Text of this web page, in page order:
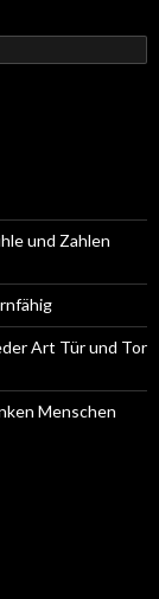
und Zahlen
Art Tür und Tor
Menschen